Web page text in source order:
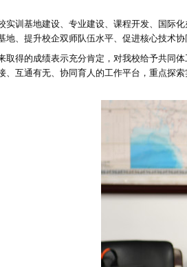
实训基地建设、专业建设、课程开发、国际
地、提升校企双师队伍水平、促进核心技术
取得的成绩表示充分肯定，对我校给予共同
、互通有无、协同育人的工作平台，重点探